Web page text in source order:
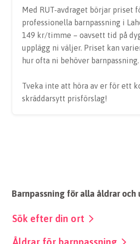
Med RUT-avdraget börjar priset
professionella barnpassning i
149 kr/timme – oavsett tid på
upplägg ni väljer. Priset kan
hur ofta ni behöver barnpassning.
Tveka inte att höra av er för ett
skräddarsytt prisförslag!
Barnpassning för alla åldrar och
Sök efter din ort
Åldrar för barnpassning